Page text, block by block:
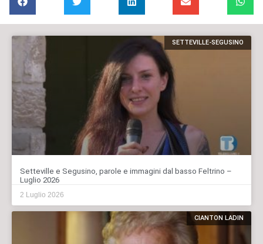
SETTEVILLE-SEGUSINO
Setteville e Segusino, parole e immagini dal basso Feltrino –
Luglio 2026
2 Luglio 2026
CIANTON LADIN